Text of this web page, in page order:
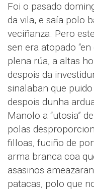
Foi o pasado
da vila, e saía polo
veciñanza. Pero
sen era atopado
plena rúa, a altas
despois da
sinalaban que
despois dunha
Manolo a “utosia”
polas
filloas, fuciño de
arma branca coa
asasinos
patacas, polo que